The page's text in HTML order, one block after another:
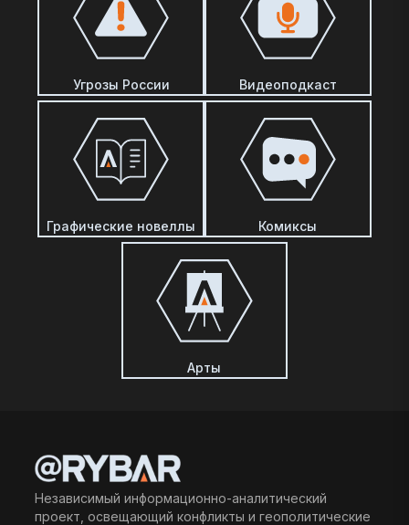
Угрозы России Видеоподкаст
Графические новеллы Комиксы
Арты
Независимый информационно-аналитический
проект, освещающий конфликты и геополитические